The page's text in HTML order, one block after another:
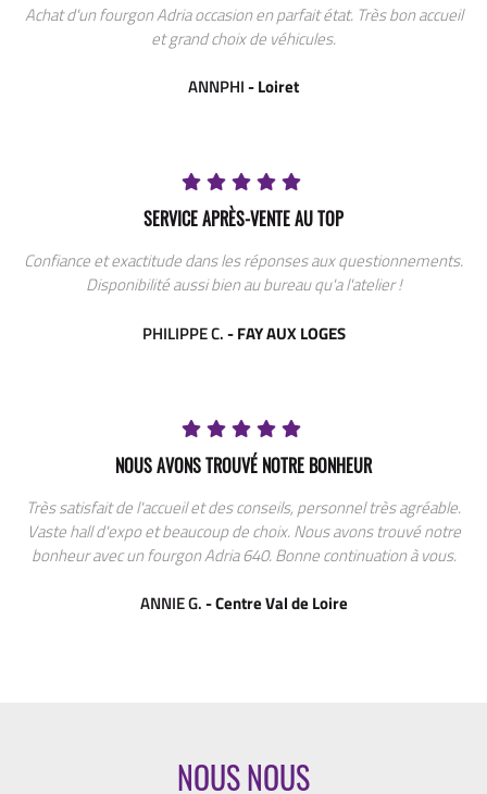
Achat d'un fourgon Adria occasion en parfait état. Très bon accueil
et grand choix de véhicules.
ANNPHI- Loiret
SERVICE APRÈS-VENTE AU TOP
Confiance et exactitude dans les réponses aux questionnements.
Disponibilité aussi bien au bureau qu'a l'atelier !
PHILIPPE C.- FAY AUX LOGES
NOUS AVONS TROUVÉ NOTRE BONHEUR
Très satisfait de l'accueil et des conseils, personnel très agréable.
Vaste hall d'expo et beaucoup de choix. Nous avons trouvé notre
bonheur avec un fourgon Adria 640. Bonne continuation à vous.
ANNIE G.- Centre Val de Loire
NOUS NOUS